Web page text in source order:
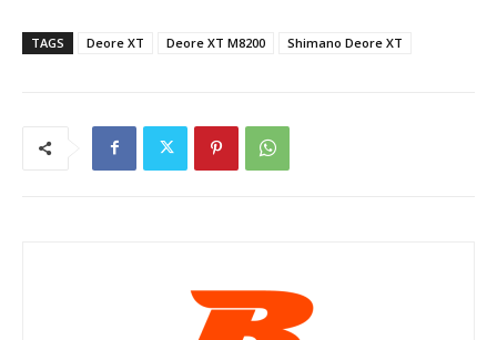
TAGS Deore XT Deore XT M8200 Shimano Deore XT